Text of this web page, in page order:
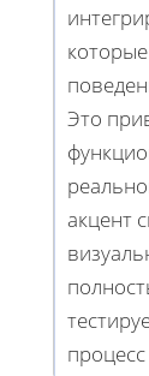
Это
акцент